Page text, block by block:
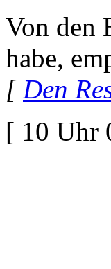
Von den
habe,
[Den
[ 10 Uhr